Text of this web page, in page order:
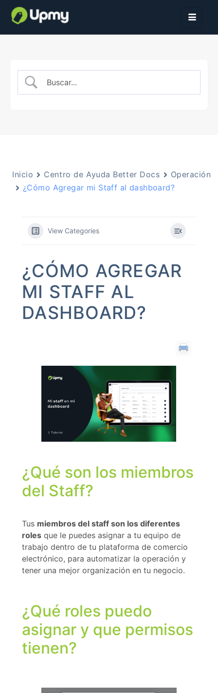
Inicio Centro de Ayuda Better Docs
Operación
¿Cómo Agregar mi Staff al dashboard?​
View Categories
¿CÓMO AGREGAR
MI STAFF AL
DASHBOARD?​
¿Qué son los miembros
del Staff?
Tus miembros del staff son los diferentes
roles que le puedes asignar a tu equipo de
trabajo dentro de tu plataforma de comercio
electrónico, para automatizar la operación y
tener una mejor organización en tu negocio.
¿Qué roles puedo
asignar y que permisos
tienen?